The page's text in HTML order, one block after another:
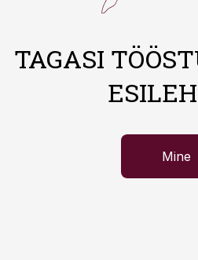
TAGASI
Mine